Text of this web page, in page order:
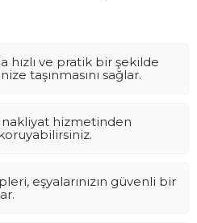
hızlı ve pratik bir şekilde
taşınmasını sağlar.
hizmetinden
eşyalarınızın güvenli bir